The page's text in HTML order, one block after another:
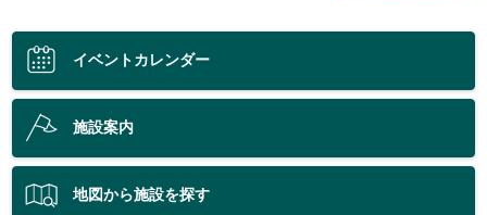
イベントカレンダー
施設案内
地図から施設を探す